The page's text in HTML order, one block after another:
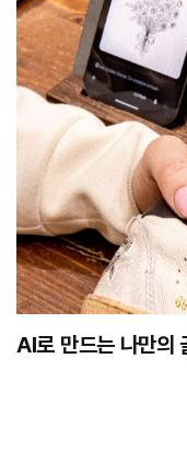
AI로 만드는 나만의